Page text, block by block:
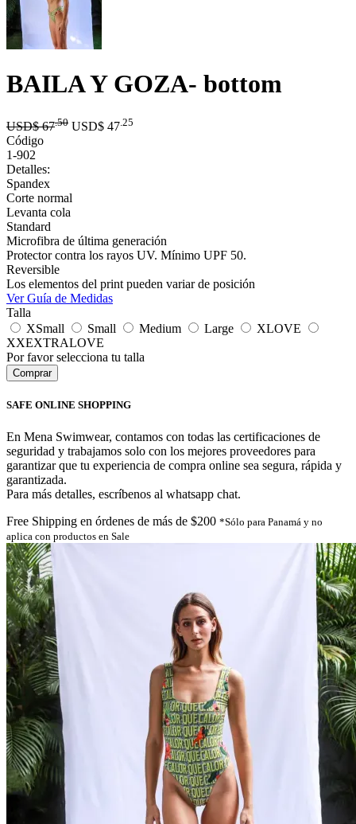
BAILA Y GOZA- bottom
USD$67.50 USD$ 47 .25
Código
1-902
Detalles:
Spandex
Corte normal
Levanta cola
Standard
Microfibra de última generación
Protector contra los rayos UV. Mínimo UPF 50.
Reversible
Los elementos del print pueden variar de posición
Ver Guía de Medidas
Talla
XSmall
Small Medium Large
XLOVE
XXEXTRALOVE
Por favor selecciona tu talla
SAFE ONLINE SHOPPING
En Mena Swimwear, contamos con todas las certificaciones de
seguridad y trabajamos solo con los mejores proveedores para
garantizar que tu experiencia de compra online sea segura, rápida y
garantizada.
Para más detalles, escríbenos al whatsapp chat.
Free Shipping en órdenes de más de $200 *Sólo para Panamá y no
aplica con productos en Sale